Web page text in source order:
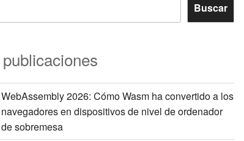
Buscar
WebAssembly 2026: Cómo Wasm ha convertido a los
navegadores en dispositivos de nivel de ordenador
de sobremesa